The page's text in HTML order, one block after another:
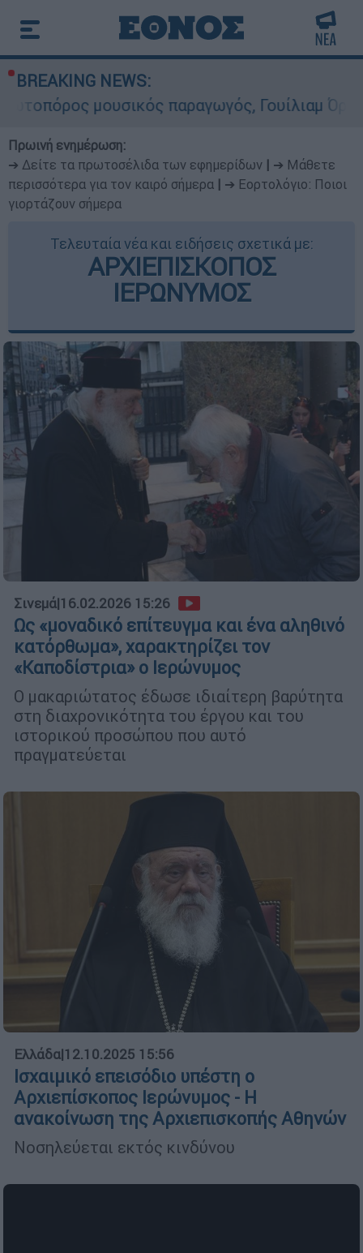
BREAKING NEWS:
παραγωγός, Γουίλιαμ Όρμπιτ - Η
Πρωινή ενημέρωση:
➔ Δείτε τα πρωτοσέλιδα των εφημερίδων
➔ Μάθετε
περισσότερα για τον καιρό σήμερα
➔ Εορτολόγιο: Ποιοι
γιορτάζουν σήμερα
Τελευταία νέα και ειδήσεις σχετικά με:
ΑΡΧΙΕΠΙΣΚΟΠΟΣ
ΙΕΡΩΝΥΜΟΣ
Σινεμά|16.02.2026 15:26
Ως «μοναδικό επίτευγμα και ένα αληθινό
κατόρθωμα», χαρακτηρίζει τον
«Καποδίστρια» ο Ιερώνυμος
Ο μακαριώτατος έδωσε ιδιαίτερη βαρύτητα
στη διαχρονικότητα του έργου και του
ιστορικού προσώπου που αυτό
πραγματεύεται
Ελλάδα|12.10.2025 15:56
Ισχαιμικό επεισόδιο υπέστη ο
Αρχιεπίσκοπος Ιερώνυμος - Η
ανακοίνωση της Αρχιεπισκοπής Αθηνών
Νοσηλεύεται εκτός κινδύνου